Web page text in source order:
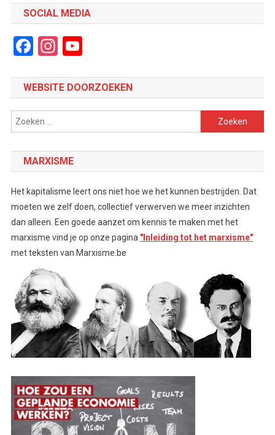
SOCIAL MEDIA
Facebook
Instagram
WEBSITE DOORZOEKEN
Zoeken
naar:
MARXISME
Het kapitalisme leert ons niet hoe we het kunnen bestrijden. Dat
moeten we zelf doen, collectief verwerven we meer inzichten
dan alleen. Een goede aanzet om kennis te maken met het
marxisme vind je op onze pagina "Inleiding tot het marxisme"
met teksten van Marxisme.be